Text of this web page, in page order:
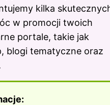
kilka
w promocji twoich
portale, takie jak
blogi tematyczne oraz